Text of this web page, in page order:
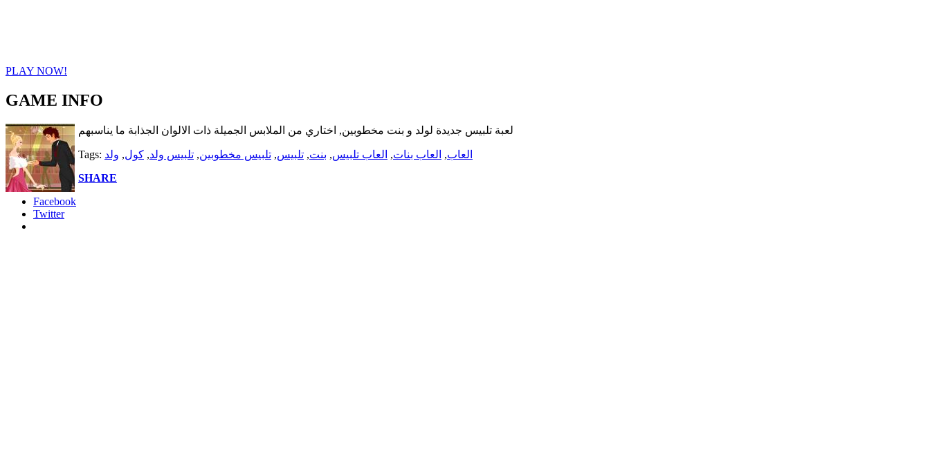
PLAY NOW!
GAME INFO
لعبة تلبيس جديدة لولد و بنت مخطوبين, اختاري من الملابس الجميلة ذات الالوان الجذابة ما يناسبهم
Tags: العاب, العاب بنات, العاب تلبيس, بنت, تلبيس, تلبيس مخطوبين, تلبيس ولد, كول, ولد
SHARE
Facebook
Twitter